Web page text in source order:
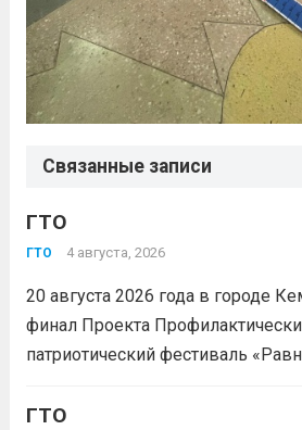
Связанные записи
ГТО
ГТО 4 августа, 2026
20 августа 2026 года в городе
финал Проекта
патриотический фестиваль
Первых-2026».В мероприятии
ГТО